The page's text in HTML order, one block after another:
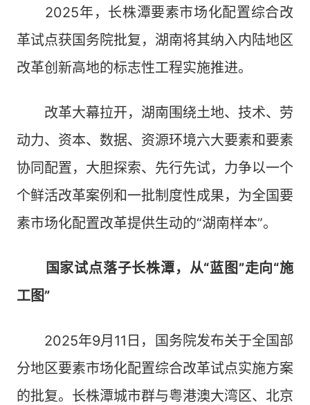
2025年，长株潭要素市场化配置综合改
革试点获国务院批复，湖南将其纳入内陆地区
改革创新高地的标志性工程实施推进。
改革大幕拉开，湖南围绕土地、技术、劳
动力、资本、数据、资源环境六大要素和要素
协同配置，大胆探索、先行先试，力争以一个
个鲜活改革案例和一批制度性成果，为全国要
素市场化配置改革提供生动的“湖南样本”。
国家试点落子长株潭，从“蓝图”走向“施
工图”
2025年9月11日，国务院发布关于全国部
分地区要素市场化配置综合改革试点实施方案
的批复。长株潭城市群与粤港澳大湾区、北京